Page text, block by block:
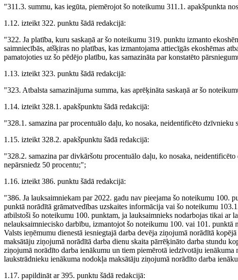
"311.3. summu, kas iegūta, piemērojot šo noteikumu 311.1. apakšpunkta
1.12. izteikt 322. punktu šādā redakcijā:
"322. Ja platība, kuru saskaņā ar šo noteikumu 319. punktu izmanto
saimniecībās, atšķiras no platības, kas izmantojama attiecīgās ekoshēmas
pamatojoties uz šo pēdējo platību, kas samazināta par konstatēto
1.13. izteikt 323. punktu šādā redakcijā:
"323. Atbalsta samazinājuma summa, kas aprēķināta saskaņā ar šo
1.14. izteikt 328.1. apakšpunktu šādā redakcijā:
"328.1. samazina par procentuālo daļu, ko nosaka, neidentificēto
1.15. izteikt 328.2. apakšpunktu šādā redakcijā:
"328.2. samazina par divkāršotu procentuālo daļu, ko nosaka,
nepārsniedz 50 procentu;";
1.16. izteikt 386. punktu šādā redakcijā:
"386. Ja lauksaimniekam par 2022. gadu nav pieejama šo noteikumu 100.
punktā norādītā grāmatvedības uzskaites informācija vai šo noteikumu
atbilstoši šo noteikumu 100. punktam, ja lauksaimnieks nodarbojas tikai ar
nelauksaimniecisko darbību, izmantojot šo noteikumu 100. vai 101. punktā
Valsts ieņēmumu dienestā iesniegtajā darba devēja ziņojumā norādītā
maksātāju ziņojumā norādītā darba dienu skaita pārrēķināto darba stundu
ziņojumā norādīto darba ienākumu un tiem piemērotā iedzīvotāju ienākuma
laukstrādnieku ienākuma nodokļa maksātāju ziņojumā norādīto darba
1.17. papildināt ar 395. punktu šādā redakcijā: